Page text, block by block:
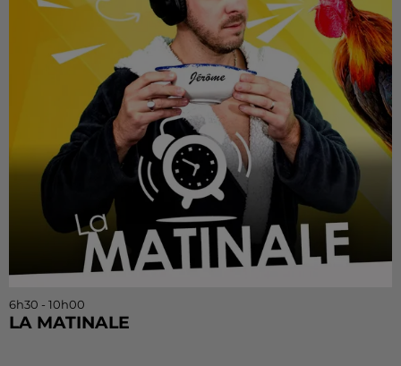
6h30 - 10h00
LA MATINALE